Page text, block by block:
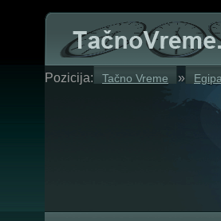
Pozicija: Tačno Vreme »